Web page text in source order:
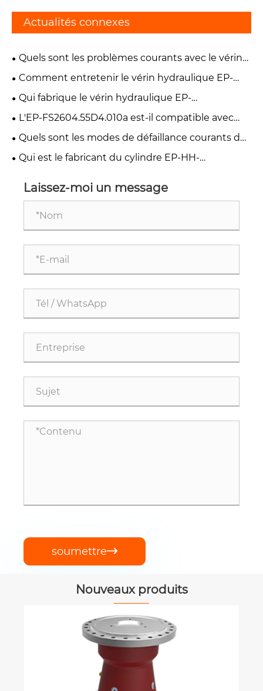
Actualités connexes
Quels sont les problèmes courants avec le vérin
de levage hydraulique EP-FT800.55A.012 ?
Comment entretenir le vérin hydraulique EP-
TF1004.55.8 ?
Qui fabrique le vérin hydraulique EP-
TC04.55JD.010 ?
L'EP-FS2604.55D4.010a est-il compatible avec
mon chariot élévateur ?
Quels sont les modes de défaillance courants du
vérin hydraulique EP-HH-YG45*220-V90 ?
Qui est le fabricant du cylindre EP-HH-
Laissez-moi un message
soumettre
Nouveaux produits